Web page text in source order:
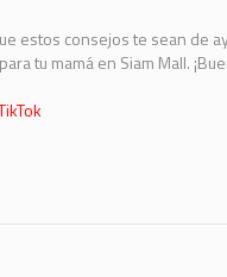
estos consejos te sean de
tu mamá en Siam Mall.